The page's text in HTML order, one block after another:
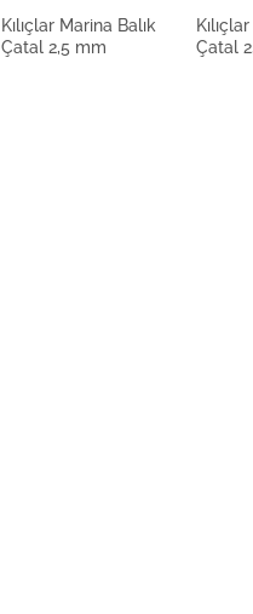
Kılıçlar Marina Balık
Çatal 2,5 mm
Çatal